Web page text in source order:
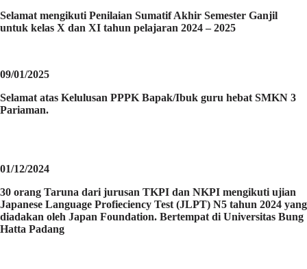
Selamat mengikuti Penilaian Sumatif Akhir Semester Ganjil
untuk kelas X dan XI tahun pelajaran 2024 – 2025
09/01/2025
Selamat atas Kelulusan PPPK Bapak/Ibuk guru hebat SMKN 3
Pariaman.
01/12/2024
30 orang Taruna dari jurusan TKPI dan NKPI mengikuti ujian
Japanese Language Profieciency Test (JLPT) N5 tahun 2024 yang
diadakan oleh Japan Foundation. Bertempat di Universitas Bung
Hatta Padang